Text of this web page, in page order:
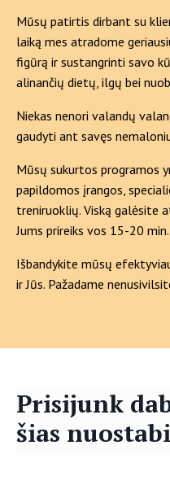
Mūsų patirtis dirbant su
laiką mes atradome
figūrą ir sustangrinti savo
alinančių dietų, ilgų bei
Niekas nenori valandų
gaudyti ant savęs
Mūsų sukurtos programos
papildomos įrangos,
treniruoklių. Viską galėsite
Jums prireiks vos 15-20
Išbandykite mūsų
ir Jūs. Pažadame
Prisijunk
šias